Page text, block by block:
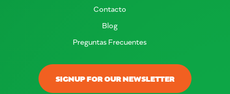
SIGNUP FOR OUR NEWSLETTER
Contacto
Blog
Preguntas Frecuentes